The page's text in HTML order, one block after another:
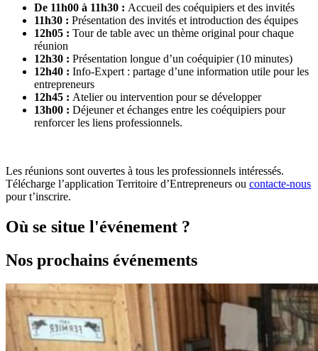
De 11h00 à 11h30 : Accueil des coéquipiers et des invités
11h30 : Présentation des invités et introduction des équipes
12h05 : Tour de table avec un thème original pour chaque
réunion
12h30 : Présentation longue d’un coéquipier (10 minutes)
12h40 : Info-Expert : partage d’une information utile pour les
entrepreneurs
12h45 : Atelier ou intervention pour se développer
13h00 : Déjeuner et échanges entre les coéquipiers pour
renforcer les liens professionnels.
Les réunions sont ouvertes à tous les professionnels intéressés.
Télécharge l’application Territoire d’Entrepreneurs ou contacte-nous
pour t’inscrire.
Où se situe l'événement ?
Nos prochains événements